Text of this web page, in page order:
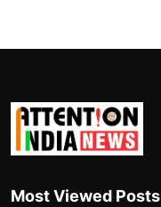
Most Viewed Posts